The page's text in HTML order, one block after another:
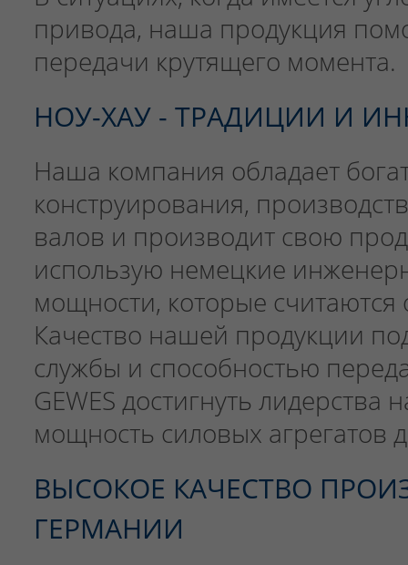
привода, наша продукция
передачи крутящего момента.
НОУ-ХАУ - ТРАДИЦИИ И
Наша компания обладает
конструирования,
валов и производит свою
использую немецкие
мощности, которые
Качество нашей продукции
службы и способностью
GEWES достигнуть
мощность силовых агрегатов
ВЫСОКОЕ КАЧЕСТВО
ГЕРМАНИИ